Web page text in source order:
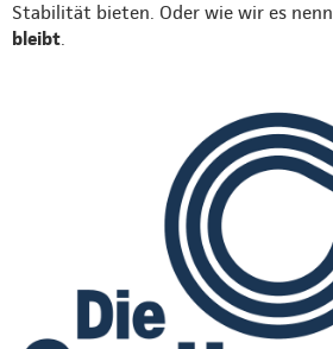
Stabilität bieten. Oder wie wir es
bleibt.